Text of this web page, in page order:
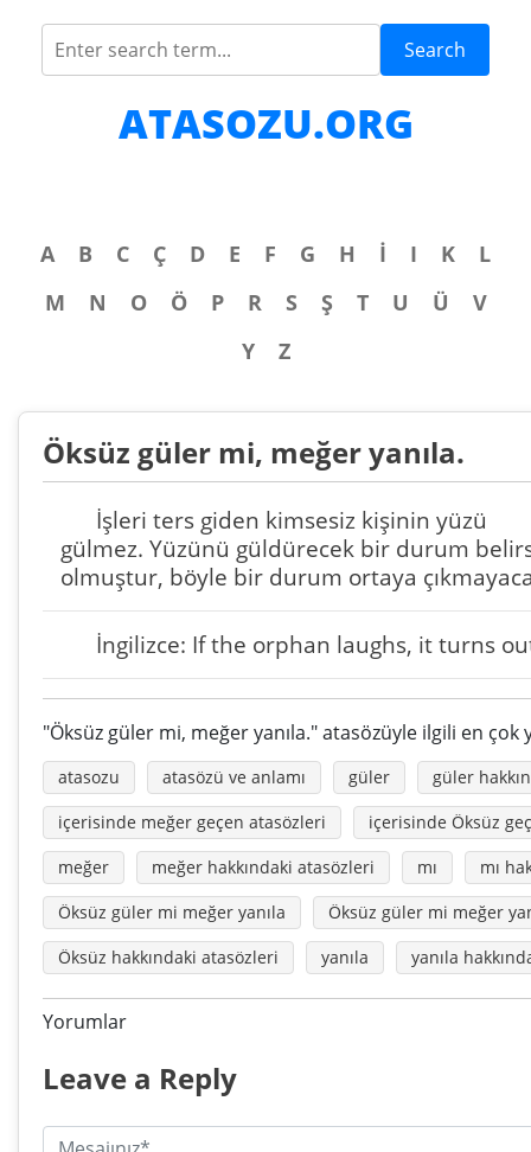
Search
ATASOZU.ORG
A B C Ç D E F G H İ I K
L
M
N O Ö P R S Ş T U Ü
V
Y
Z
Öksüz güler mi, meğer yanıla.
İşleri ters giden kimsesiz kişinin yüzü
gülmez. Yüzünü güldürecek bir durum
olmuştur, böyle bir durum ortaya
İngilizce: If the orphan laughs, it turns
"Öksüz güler mi, meğer yanıla." atasözüyle ilgili en çok
atasozu atasözü ve anlamı güler
güler
içerisinde meğer geçen atasözleri
içerisinde Öksüz
meğer
meğer hakkındaki atasözleri mı
mı
Öksüz güler mi meğer yanıla
Öksüz güler mi meğer
Öksüz hakkındaki atasözleri
yanıla yanıla
Yorumlar
Leave a Reply